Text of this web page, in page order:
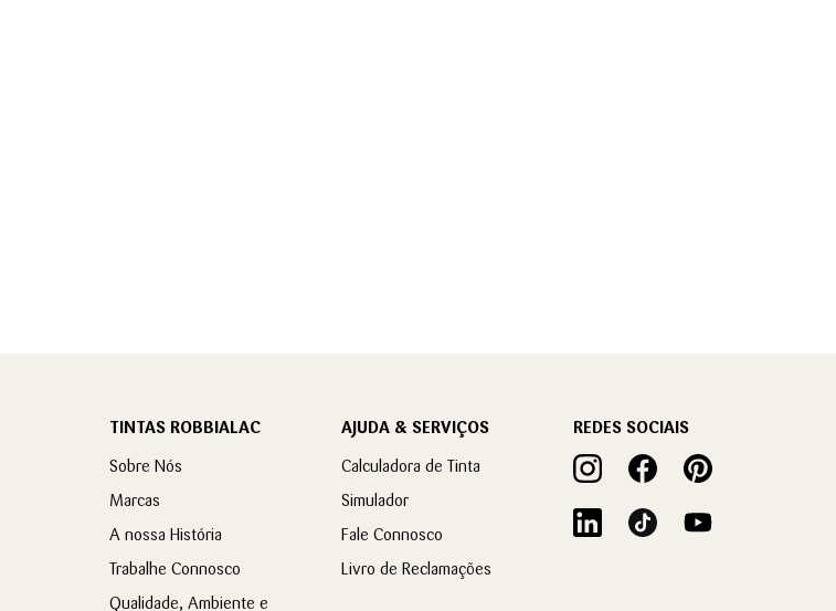
TINTAS ROBBIALAC
Sobre Nós
Marcas
A nossa História
Trabalhe Connosco
Qualidade, Ambiente e
AJUDA & SERVIÇOS
Calculadora de Tinta
Simulador
Fale Connosco
Livro de Reclamações
REDES SOCIAIS